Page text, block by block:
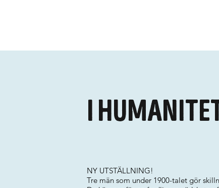
I
NY UTSTÄLLNING!
Tre män som under 1900-talet gör